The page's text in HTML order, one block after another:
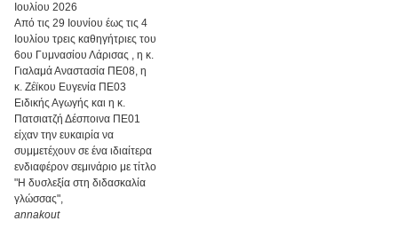
Ιουλίου 2026
Από τις 29 Ιουνίου έως τις 4
Ιουλίου τρεις καθηγήτριες του
6ου Γυμνασίου Λάρισας , η κ.
Γιαλαμά Αναστασία ΠΕ08, η
κ. Ζέϊκου Ευγενία ΠΕ03
Ειδικής Αγωγής και η κ.
Πατσιατζή Δέσποινα ΠΕ01
είχαν την ευκαιρία να
συμμετέχουν σε ένα ιδιαίτερα
ενδιαφέρον σεμινάριο με τίτλο
"Η δυσλεξία στη διδασκαλία
γλώσσας",
annakout